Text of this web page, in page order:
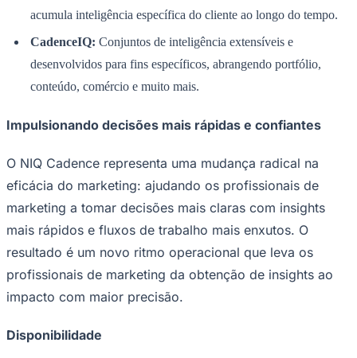
acumula inteligência específica do cliente ao longo do tempo.
CadenceIQ: Conjuntos de inteligência extensíveis e
desenvolvidos para fins específicos, abrangendo portfólio,
conteúdo, comércio e muito mais.
Impulsionando decisões mais rápidas e confiantes
O NIQ Cadence representa uma mudança radical na
eficácia do marketing: ajudando os profissionais de
marketing a tomar decisões mais claras com insights
mais rápidos e fluxos de trabalho mais enxutos. O
resultado é um novo ritmo operacional que leva os
profissionais de marketing da obtenção de insights ao
impacto com maior precisão.
Disponibilidade